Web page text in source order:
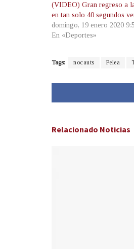
(VIDEO) Gran regreso a
en tan solo 40 segundos
domingo, 19 enero 2020
En «Deportes»
Tags: nocauts Pelea
Relacionado Noticias